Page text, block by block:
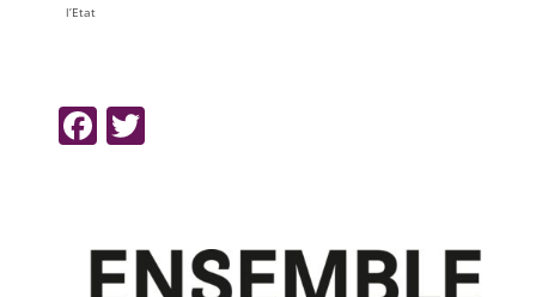
l’Etat
F
e
b
T
er